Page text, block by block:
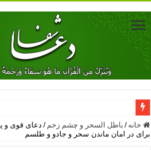
دعای جلب محبت فوری معشوق – دعای جلب
دعای مشکل گشا برای رفع فقر – ذکرهای
خانه / باطل السحر و چشم زخم / دعای قوی و
برای در امان ماندن سحر و جادو و طلسم